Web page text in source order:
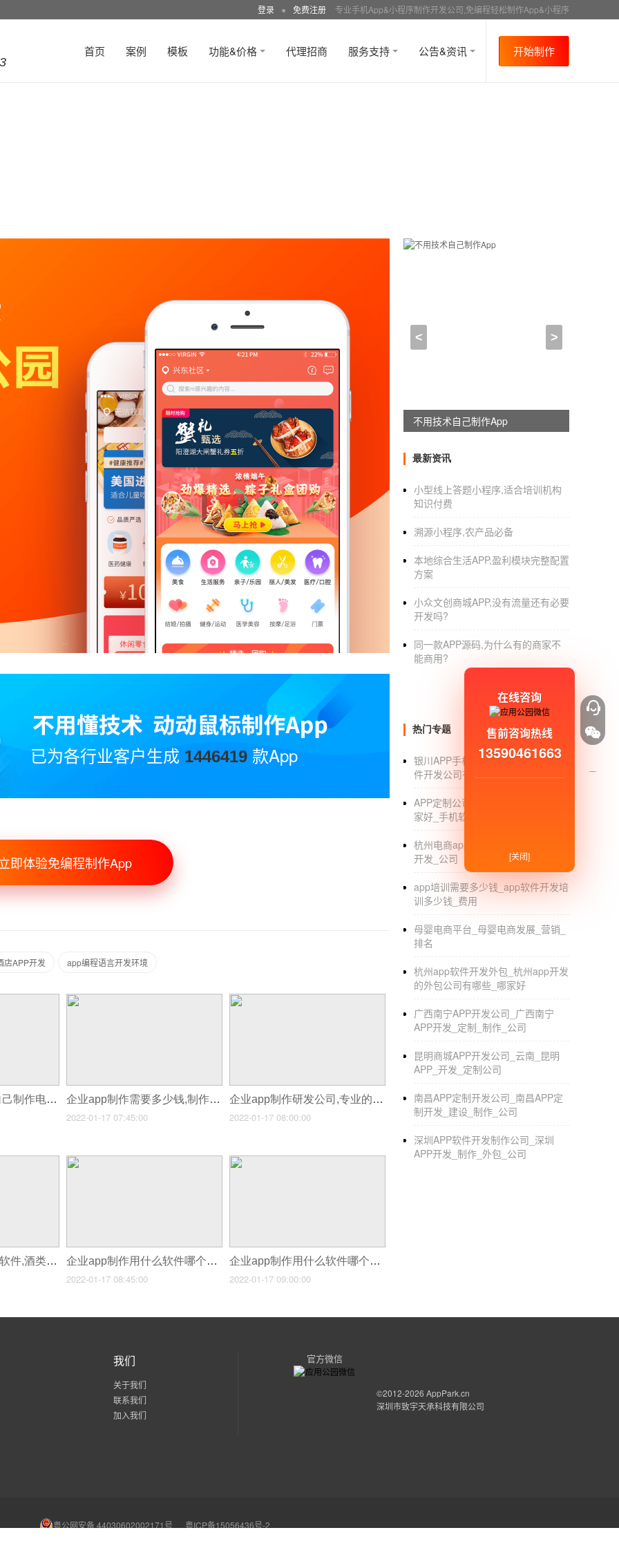
登录 ● 免费注册 专业手机App&小程序制作开发公司,免编程轻松制作App&小程序
首页 案例 模板 功能&价格 代理招商 服务支持 公告&资讯 开始制作
2021-03-29 09:45:00
app软件开发
一，评估公司整体实力。一家可靠的APP
二，从该公司案例入手，评估该公司的技术
三，看该团队的策划能力。
四，看售后服务，也就是技术指导。APP上
题能够及时的解决。
城管app开发 城市自治就在眼前
化、城市秩序等城市公共管理领域，建立了
域市民参与，发挥综合统效，降低管理和建
容等可获取一定积分，积分可每月定期通过
能再停留在原本的状态，还需要集合新技术来
连锁酒店APP开发会有哪些功能？
已为各行业客户生成 1446419 款App
即体验免编程制作App
店APP开发 app编程语言开发环境
企业app制作软件,自己制作电商app软件 企业app制作需要多少钱,制作一款app需要多少钱
2022-01-17 07:45:00
企业app制作研发公司,专业的app制作公司
2022-01-17 08:00:00
企业app制作用什么软件,酒类app制作 企业app制作用什么软件哪个好,企业制作app免费软件哪个好
2022-01-17 08:45:00
企业app制作用什么软件哪个好用,好用app制作
2022-01-17 09:00:00
< >
不用技术自己制作App
最新资讯
小型线上答题小程序,适合培训机构
知识付费
溯源小程序,农产品必备
本地综合生活APP,盈利模块完整配置
方案
小众文创商城APP,没有流量还有必要
开发吗?
同一款APP源码,为什么有的商家不
能商用?
热门专题
银川APP手机软件开发_银川APP软
件开发公司有哪些_制作公司_排名
APP定制公司_定制APP开发公司哪
家好_手机软件_专业制作
杭州电商app软件制作_杭州电商app
开发_公司
app培训需要多少钱_app软件开发培
训多少钱_费用
母婴电商平台_母婴电商发展_营销_
排名
杭州app软件开发外包_杭州app开发
的外包公司有哪些_哪家好
广西南宁APP开发公司_广西南宁
APP开发_定制_制作_公司
昆明商城APP开发公司_云南_昆明
APP_开发_定制公司
南昌APP定制开发公司_南昌APP定
制开发_建设_制作_公司
深圳APP软件开发制作公司_深圳
APP开发_制作_外包_公司
我们
关于我们
联系我们
加入我们
官方微信
©2012-2026 AppPark.cn
深圳市致宇天承科技有限公司
粤公网安备 44030602002171号 粤ICP备15056436号-2
在线咨询
售前咨询热线
13590461663
[关闭]